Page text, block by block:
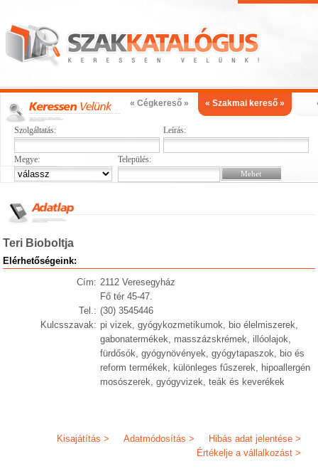
« Cégkereső » « Szakmai kereső »
Szolgáltatás: Leírás:
Megye: Település:
Teri Bioboltja
Elérhetőségeink:
Cím: 2112 Veresegyház
Fő tér 45-47.
Tel.: (30) 3545446
Kulcsszavak: pi vizek, gyógykozmetikumok, bio élelmiszerek,
gabonatermékek, masszázskrémek, illóolajok,
fürdősók, gyógynövények, gyógytapaszok, bio és
reform termékek, különleges fűszerek, hipoallergén
mosószerek, gyógyvizek, teák és keverékek
Hibás adat jelentése >
Adatmódosítás >
Kisajátítás >
Értékelje a vállalkozást >